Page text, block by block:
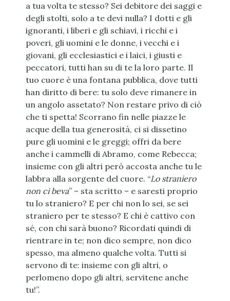
a tua volta te stesso? Sei debitore dei saggi e
degli stolti, solo a te devi nulla? I dotti e gli
ignoranti, i liberi e gli schiavi, i ricchi e i
poveri, gli uomini e le donne, i vecchi e i
giovani, gli ecclesiastici e i laici, i giusti e
peccatori, tutti han su di te la loro parte. Il
tuo cuore è una fontana pubblica, dove tutti
han diritto di bere: tu solo deve rimanere in
un angolo assetato? Non restare privo di ciò
che ti spetta! Scorrano fin nelle piazze le
acque della tua generosità, ci si dissetino
pure gli uomini e le greggi; offri da bere
anche i cammelli di Abramo, come Rebecca;
insieme con gli altri però accosta anche tu le
labbra alla sorgente del cuore. “Lo straniero
non ci beva” – sta scritto – e saresti proprio
tu lo straniero? E per chi non lo sei, se sei
straniero per te stesso? E chi è cattivo con
sé, con chi sarà buono? Ricordati quindi di
rientrare in te; non dico sempre, non dico
spesso, ma almeno qualche volta. Tutti si
servono di te: insieme con gli altri, o
perlomeno dopo gli altri, servitene anche
tu!”.